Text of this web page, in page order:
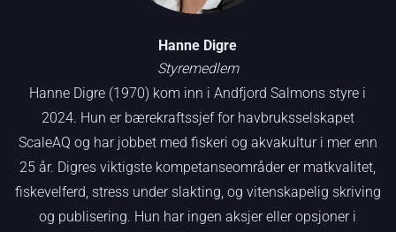
Hanne Digre
Styremedlem
Hanne Digre (1970) kom inn i Andfjord Salmons styre i
2024. Hun er bærekraftssjef for havbruksselskapet
ScaleAQ og har jobbet med fiskeri og akvakultur i mer enn
25 år. Digres viktigste kompetanseområder er matkvalitet,
fiskevelferd, stress under slakting, og vitenskapelig skriving
og publisering. Hun har ingen aksjer eller opsjoner i